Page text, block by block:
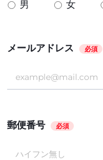
男 女
メールアドレス 必須
郵便番号 必須